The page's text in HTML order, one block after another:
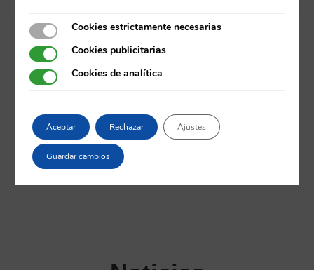
Cookies estrictamente necesarias
Cookies estrictamente necesarias
Cookies publicitarias
Cookies publicitarias
Cookies de analítica
Cookies de analítica
Aceptar Rechazar Ajustes
Guardar cambios